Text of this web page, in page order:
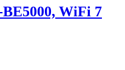
WiFi 7